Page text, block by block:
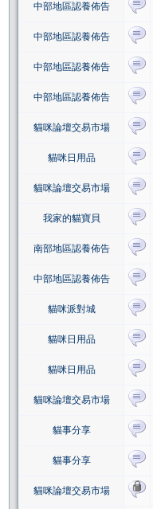
中部地區認養佈告
中部地區認養佈告
中部地區認養佈告
中部地區認養佈告
貓咪論壇交易市場
貓咪日用品
貓咪論壇交易市場
我家的貓寶貝
南部地區認養佈告
中部地區認養佈告
貓咪派對城
貓咪日用品
貓咪日用品
貓咪論壇交易市場
貓事分享
貓事分享
貓咪論壇交易市場